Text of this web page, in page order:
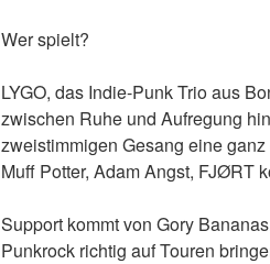
Wer spielt?
LYGO, das Indie-Punk Trio aus
zwischen Ruhe und Aufregung
zweistimmigen Gesang eine
Muff Potter, Adam Angst, FJØRT
Support kommt von Gory
Punkrock richtig auf Touren